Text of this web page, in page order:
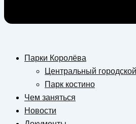
Парки Королёва
Центральный
Парк костино
Чем заняться
Новости